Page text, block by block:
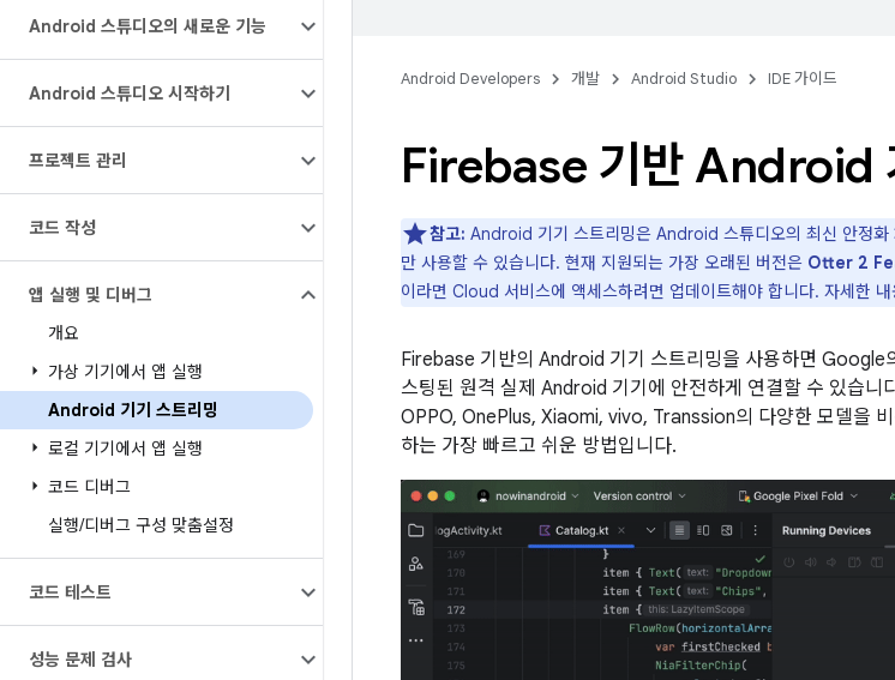
Android 스튜디오의 새로운 기능
Android 스튜디오 시작하기
프로젝트 관리
코드 작성
앱 실행 및 디버그
개요
가상 기기에서 앱 실행
Android 기기 스트리밍
로컬 기기에서 앱 실행
코드 디버그
실행/디버그 구성 맞춤설정
코드 테스트
성능 문제 검사
Android Developers 개발 Android Studio IDE 가이드
Firebase 기반 Android
참고: Android 기기 스트리밍은 Android 스튜디오의 최신 안정
만 사용할 수 있습니다. 현재 지원되는 가장 오래된 버전은 Otter 2
이라면 Cloud 서비스에 액세스하려면 업데이트해야 합니다. 자세한 내
Firebase 기반의 Android 기기 스트리밍을 사용하면
스팅된 원격 실제 Android 기기에 안전하게 연결할 수 있습
OPPO, OnePlus, Xiaomi, vivo, Transsion의 다양한 모델을
하는 가장 빠르고 쉬운 방법입니다.